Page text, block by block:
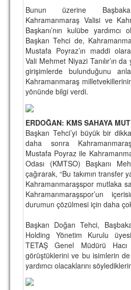
REKLAM YAYINI
Bunun üzerine
Kahramanmaraş Valisi ve
Başkanı’nın kulübe yardımcı
Başkan Tehci de,
Mustafa Poyraz’ın maddi
Vali Mehmet Niyazi Tanılır’ın
girişimlerde bulunduğunu
Kahramanmaraş
yönünde bilgi verdi.
ERDOĞAN: KMS SAHAYA
Başkan Tehci’yi büyük bir
daha sonra
Mustafa Poyraz ile
Odası (KMTSO) Başkanı
çağırarak, “Bu takımın transfer
Kahramanmaraşspor mutlaka
Kahramanmaraşspor’un
durumun çözülmesi için daha
Başkan Doğan Tehci,
Holding Yönetim Kurulu
TETAŞ Genel Müdürü
görüştüklerini ve bu isimlerin
yardımcı olacaklarını